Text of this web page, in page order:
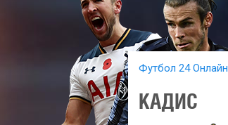
Футбол 24 Онлайн
КАДИС